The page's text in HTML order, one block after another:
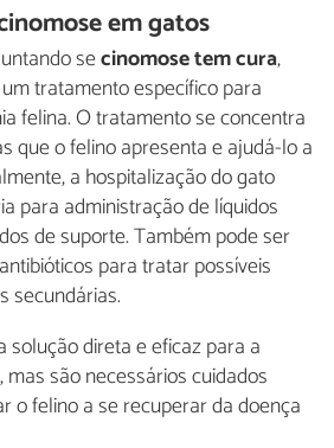
em gatos
secinomose tem cura,
tratamento específico para
felina. O tratamento se concentra
que o felino apresenta e ajudá-lo a
a hospitalização do gato
para administração de líquidos
de suporte. Também pode ser
para tratar possíveis
secundárias.
solução direta e eficaz para a
são necessários cuidados
o felino a se recuperar da doença